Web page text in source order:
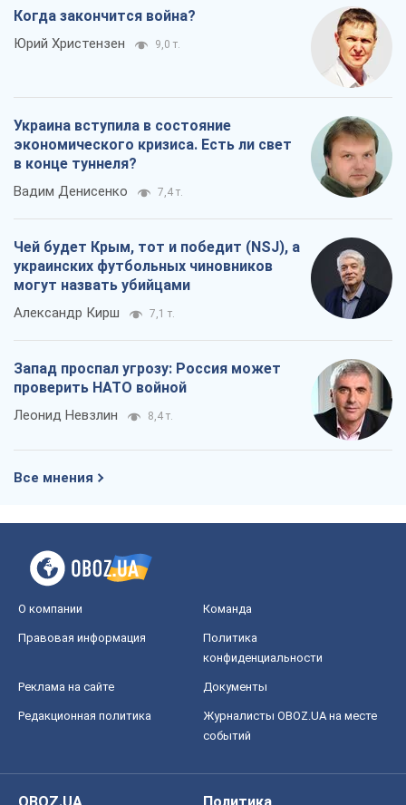
Когда закончится война?
Юрий Христензен 9,0 т.
Украина вступила в состояние
экономического кризиса. Есть ли свет
в конце туннеля?
Вадим Денисенко 7,4 т.
Чей будет Крым, тот и победит (NSJ), а
украинских футбольных чиновников
могут назвать убийцами
Александр Кирш 7,1 т.
Запад проспал угрозу: Россия может
проверить НАТО войной
Леонид Невзлин 8,4 т.
Все мнения
О компании Команда
Правовая информация
Политика
конфиденциальности
Реклама на сайте Документы
Редакционная политика
Журналисты OBOZ.UA на месте
событий